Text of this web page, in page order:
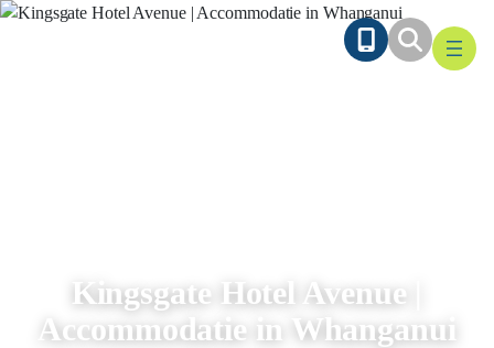
Ga
Kingsgate Hotel Avenue |
Accommodatie in Whanganui